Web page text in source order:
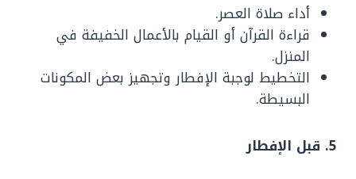
أداء صلاة العصر.
قراءة القرآن أو القيام بالأعمال الخفيفة في
المنزل.
التخطيط لوجبة الإفطار وتجهيز بعض المكونات
البسيطة.
5. قبل الإفطار